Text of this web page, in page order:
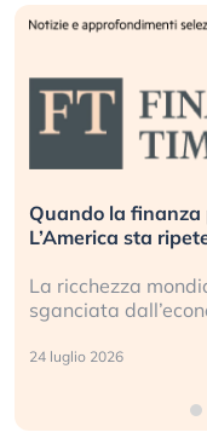
Quando la finanza
L’America sta
La ricchezza
sganciata
24 luglio 2026